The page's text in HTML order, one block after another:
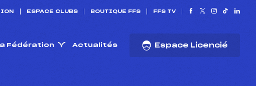
ESPACE CLUBS BOUTIQUE FFS FFS TV
Fédération Actualités Espace Licencié